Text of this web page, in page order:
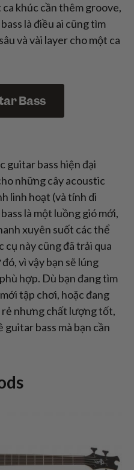
khúc cần thêm groove,
là điều ai cũng tìm
và vài layer cho một ca
Bass
guitar bass hiện đại
những cây acoustic
linh hoạt (và tính di
là một luồng gió mới,
xuyên suốt các thể
cụ này cũng đã trải qua
vì vậy bạn sẽ lúng
hợp. Dù bạn đang tìm
tập chơi, hoặc đang
nhưng chất lượng tốt,
bass mà bạn cần